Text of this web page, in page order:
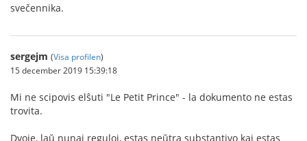
svečennika.
sergejm (Visa profilen)
15 december 2019 15:39:18
Mi ne scipovis elŝuti "Le Petit Prince" - la dokumento ne estas
trovita.
Dvoje, laŭ nunaj reguloj, estas neŭtra substantivo kaj estas